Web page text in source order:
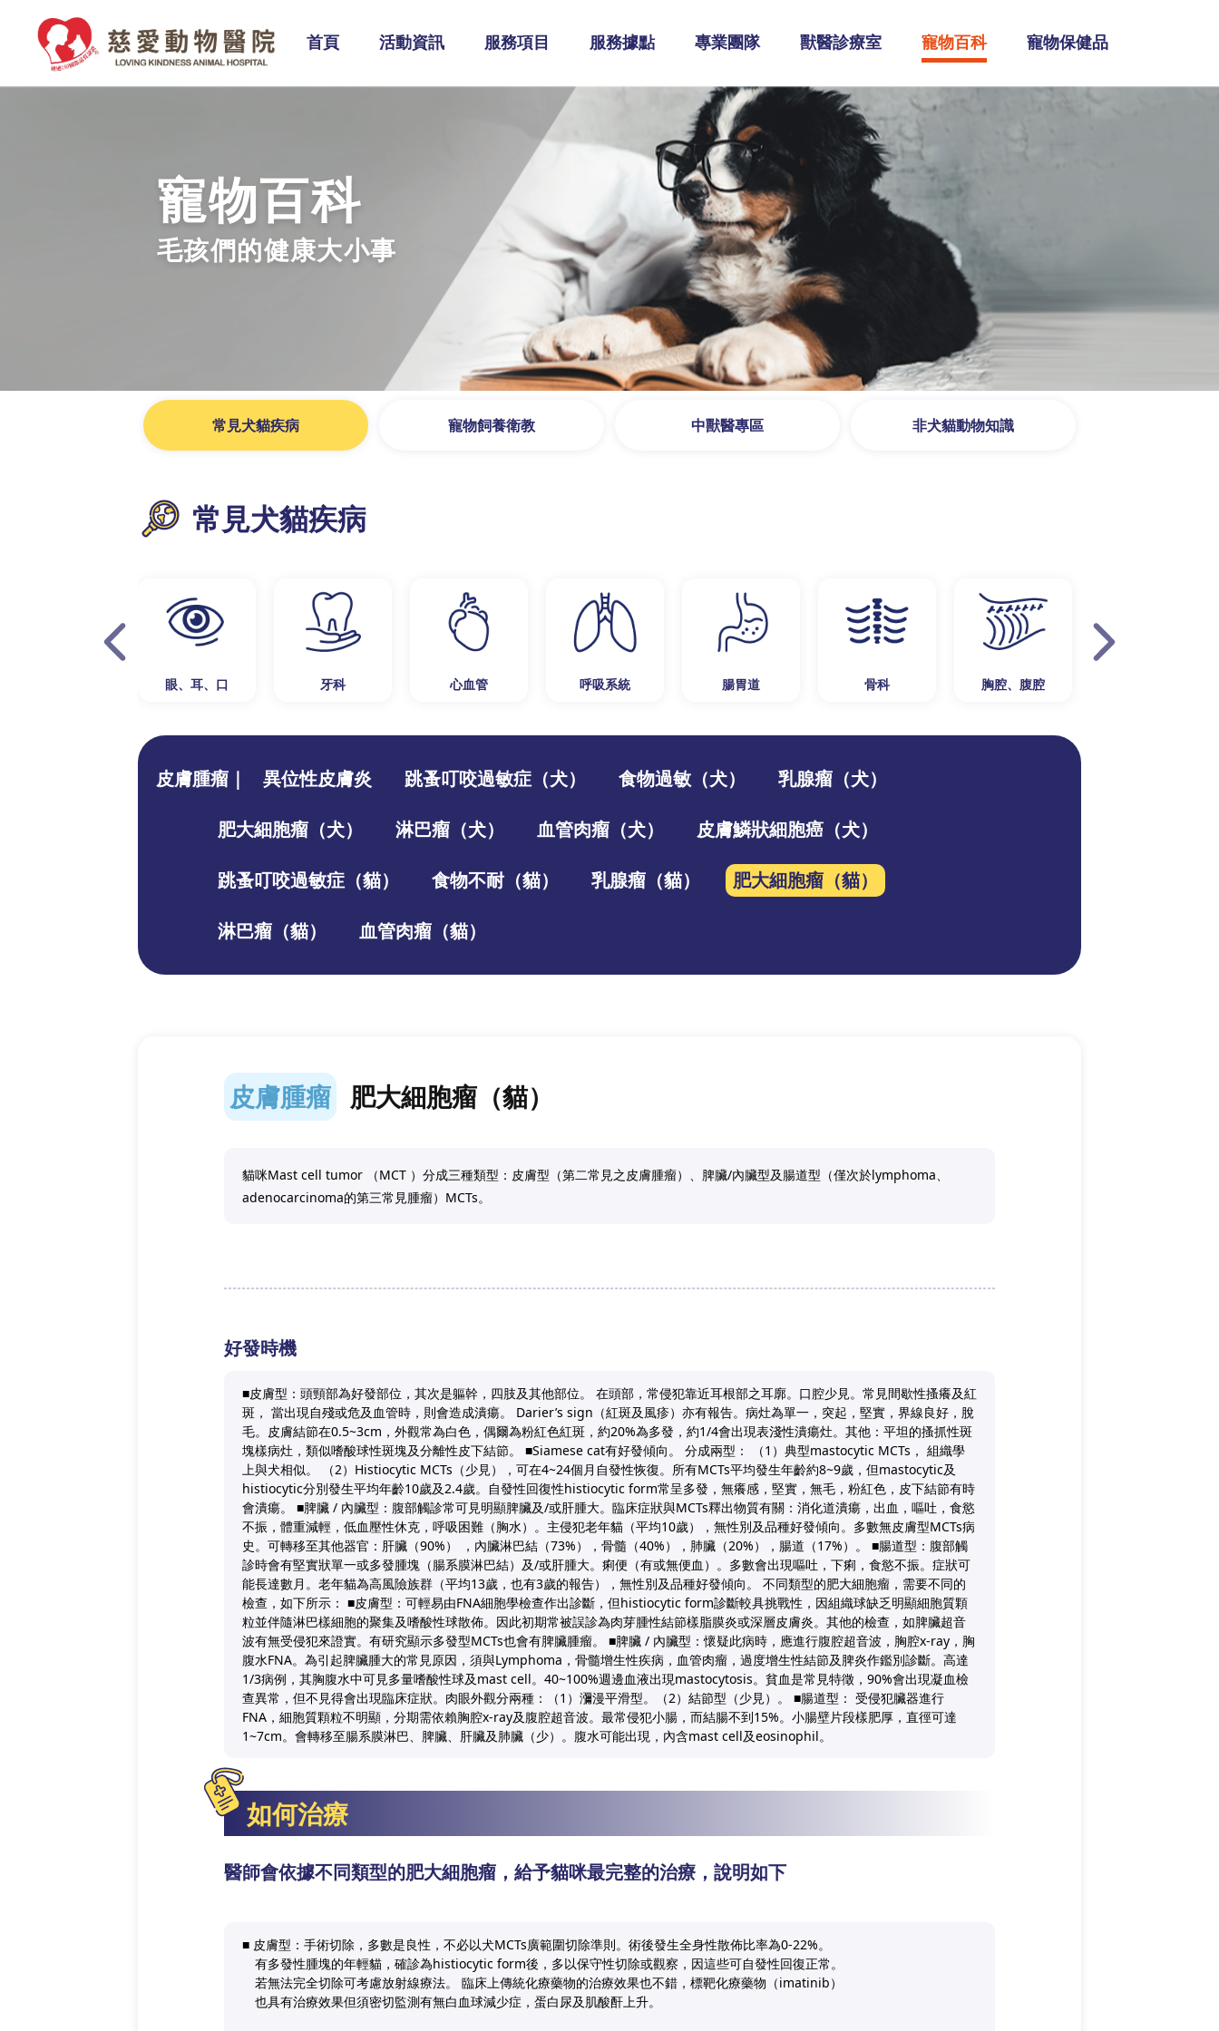
首頁 活動資訊 服務項目 服務據點 專業團隊 獸醫診療室 寵物百科 寵物保健品
寵物百科
毛孩們的健康大小事
常見犬貓疾病 寵物飼養衛教 中獸醫專區 非犬貓動物知識
常見犬貓疾病
眼、耳、口 牙科 心血管 呼吸系統 腸胃道 骨科 胸腔、腹腔
皮膚腫瘤｜ 異位性皮膚炎 跳蚤叮咬過敏症（犬） 食物過敏（犬） 乳腺瘤（犬）
肥大細胞瘤（犬） 淋巴瘤（犬） 血管肉瘤（犬） 皮膚鱗狀細胞癌（犬）
跳蚤叮咬過敏症（貓） 食物不耐（貓） 乳腺瘤（貓） 肥大細胞瘤（貓）
淋巴瘤（貓） 血管肉瘤（貓）
皮膚腫瘤 肥大細胞瘤（貓）
貓咪Mast cell tumor （MCT ）分成三種類型：皮膚型（第二常見之皮膚腫瘤）、脾臟/內臟型及腸道型（僅次於lymphoma、
adenocarcinoma的第三常見腫瘤）MCTs。
好發時機
■皮膚型：頭頸部為好發部位，其次是軀幹，四肢及其他部位。 在頭部，常侵犯靠近耳根部之耳廓。口腔少見。常見間歇性搔癢及紅
斑， 當出現自殘或危及血管時，則會造成潰瘍。 Darier’s sign（紅斑及風疹）亦有報告。病灶為單一，突起，堅實，界線良好，脫
毛。皮膚結節在0.5~3cm，外觀常為白色，偶爾為粉紅色紅斑，約20%為多發，約1/4會出現表淺性潰瘍灶。其他：平坦的搔抓性斑
塊樣病灶，類似嗜酸球性斑塊及分離性皮下結節。 ■Siamese cat有好發傾向。 分成兩型： （1）典型mastocytic MCTs， 組織學
上與犬相似。 （2）Histiocytic MCTs（少見），可在4~24個月自發性恢復。所有MCTs平均發生年齡約8~9歲，但mastocytic及
histiocytic分別發生平均年齡10歲及2.4歲。自發性回復性histiocytic form常呈多發，無癢感，堅實，無毛，粉紅色，皮下結節有時
會潰瘍。 ■脾臟 / 內臟型：腹部觸診常可見明顯脾臟及/或肝腫大。臨床症狀與MCTs釋出物質有關：消化道潰瘍，出血，嘔吐，食慾
不振，體重減輕，低血壓性休克，呼吸困難（胸水）。主侵犯老年貓（平均10歲），無性別及品種好發傾向。多數無皮膚型MCTs病
史。可轉移至其他器官：肝臟（90%） ，內臟淋巴結（73%），骨髓（40%），肺臟（20%），腸道（17%）。 ■腸道型：腹部觸
診時會有堅實狀單一或多發腫塊（腸系膜淋巴結）及/或肝腫大。痢便（有或無便血）。多數會出現嘔吐，下痢，食慾不振。症狀可
能長達數月。老年貓為高風險族群（平均13歲，也有3歲的報告），無性別及品種好發傾向。 不同類型的肥大細胞瘤，需要不同的
檢查，如下所示： ■皮膚型：可輕易由FNA細胞學檢查作出診斷，但histiocytic form診斷較具挑戰性，因組織球缺乏明顯細胞質顆
粒並伴隨淋巴樣細胞的聚集及嗜酸性球散佈。因此初期常被誤診為肉芽腫性結節樣脂膜炎或深層皮膚炎。其他的檢查，如脾臟超音
波有無受侵犯來證實。有研究顯示多發型MCTs也會有脾臟腫瘤。 ■脾臟 / 內臟型：懷疑此病時，應進行腹腔超音波，胸腔x-ray，胸
腹水FNA。為引起脾臟腫大的常見原因，須與Lymphoma，骨髓增生性疾病，血管肉瘤，過度增生性結節及脾炎作鑑別診斷。高達
1/3病例，其胸腹水中可見多量嗜酸性球及mast cell。40~100%週邊血液出現mastocytosis。貧血是常見特徵，90%會出現凝血檢
查異常，但不見得會出現臨床症狀。肉眼外觀分兩種：（1）瀰漫平滑型。（2）結節型（少見）。 ■腸道型： 受侵犯臟器進行
FNA，細胞質顆粒不明顯，分期需依賴胸腔x-ray及腹腔超音波。最常侵犯小腸，而結腸不到15%。小腸壁片段樣肥厚，直徑可達
1~7cm。會轉移至腸系膜淋巴、脾臟、肝臟及肺臟（少）。腹水可能出現，內含mast cell及eosinophil。
如何治療
醫師會依據不同類型的肥大細胞瘤，給予貓咪最完整的治療，說明如下
■ 皮膚型：手術切除，多數是良性，不必以犬MCTs廣範圍切除準則。術後發生全身性散佈比率為0-22%。
有多發性腫塊的年輕貓，確診為histiocytic form後，多以保守性切除或觀察，因這些可自發性回復正常。
若無法完全切除可考慮放射線療法。 臨床上傳統化療藥物的治療效果也不錯，標靶化療藥物（imatinib）
也具有治療效果但須密切監測有無白血球減少症，蛋白尿及肌酸酐上升。